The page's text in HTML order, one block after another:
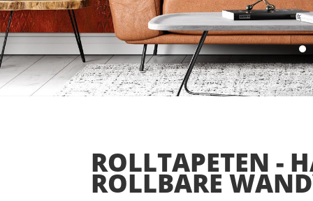
ROLLTAPETEN -
ROLLBARE